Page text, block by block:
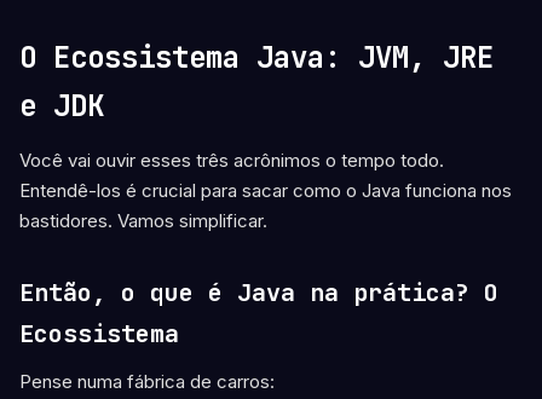
O Ecossistema Java: JVM, JRE
e JDK
Você vai ouvir esses três acrônimos o tempo todo.
Entendê-los é crucial para sacar como o Java funciona nos
bastidores. Vamos simplificar.
Então, o que é Java na prática? O
Ecossistema
Pense numa fábrica de carros: